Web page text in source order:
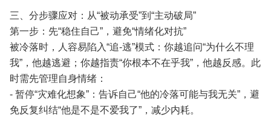
三、分步骤应对：从“被动承受”到“主动破局”
第一步：先“稳住自己”，避免“情绪化对抗”
被冷落时，人容易陷入“追-逃”模式：你越追问“为什么不理
我”，他越逃避；你越指责“你根本不在乎我”，他越反感。此
时需先管理自身情绪：
- 暂停“灾难化想象”：告诉自己“他的冷落可能与我无关”，避
免反复纠结“他是不是不爱我了”，减少内耗。